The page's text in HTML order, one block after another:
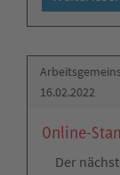
16.02.2022
Online-
Der